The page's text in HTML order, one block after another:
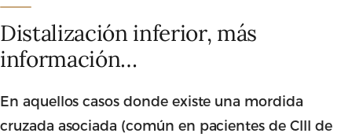
Distalización inferior, más
información…
En aquellos casos donde existe una mordida
cruzada asociada (común en pacientes de CIII de